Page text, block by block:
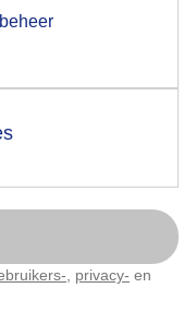
privacy- en
browser waarin
later
passen